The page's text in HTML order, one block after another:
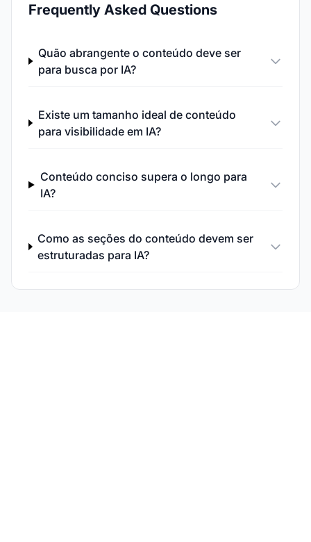
Frequently Asked Questions
Quão abrangente o conteúdo deve ser
para busca por IA?
Existe um tamanho ideal de conteúdo
para visibilidade em IA?
Conteúdo conciso supera o longo para
IA?
Como as seções do conteúdo devem ser
estruturadas para IA?